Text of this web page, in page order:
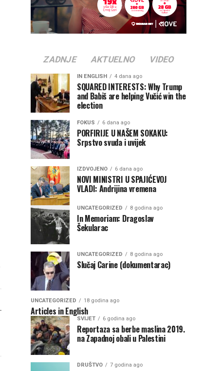
ZADNJE AKTUELNO VIDEO
IN ENGLISH 4 dana ago
SQUARED INTERESTS: Why Trump
and Babiš are helping Vučić win the
election
FOKUS 6 dana ago
PORFIRIJE U NAŠEM SOKAKU:
Srpstvo svuda i uvijek
IZDVOJENO 6 dana ago
NOVI MINISTRI U SPAJIĆEVOJ
VLADI: Andrijina vremena
UNCATEGORIZED 8 godina ago
In Memoriam: Dragoslav
Šekularac
UNCATEGORIZED 8 godina ago
Slučaj Carine (dokumentarac)
UNCATEGORIZED 18 godina ago
Articles in English
SVIJET 6 godina ago
Reportaza sa berbe maslina 2019.
na Zapadnoj obali u Palestini
DRUŠTVO 7 godina ago